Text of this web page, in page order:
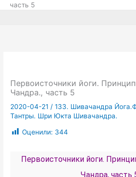
часть 5
Первоисточники йоги.
Чандра., часть 5
2020-04-21 /133. Шивачандра
Тантры. Шри Юкта Шивачандра.
Оценили: 344
Первоисточники йоги.
Чандра, часть